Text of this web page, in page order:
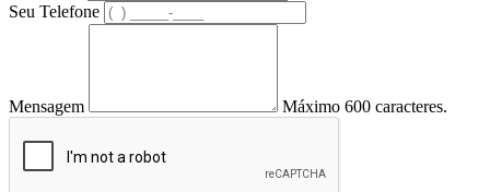
Seu Telefone
Mensagem Máximo 600 caracteres.